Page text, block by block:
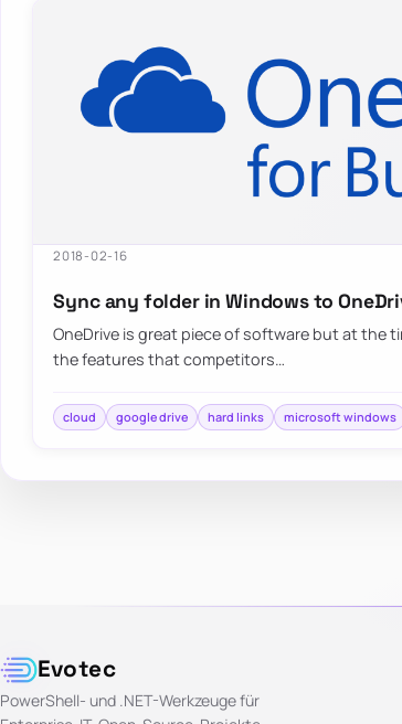
2018-02-16
Sync any folder in Windows to
OneDrive is great piece of software but at the
the features that competitors…
cloud google drive hard links microsoft windows
Evotec
PowerShell- und .NET-Werkzeuge für